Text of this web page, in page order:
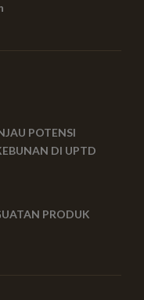
POTENSI
DI UPTD
PRODUK